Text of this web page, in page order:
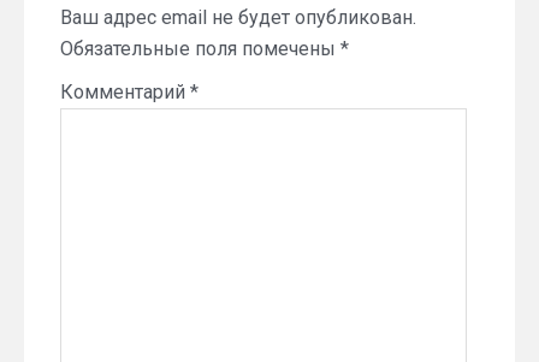
Ваш адрес email не будет опубликован.
Обязательные поля помечены *
Комментарий *